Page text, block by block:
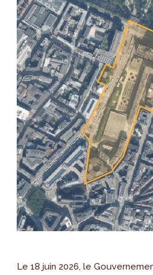
Le 18 juin 2026, le